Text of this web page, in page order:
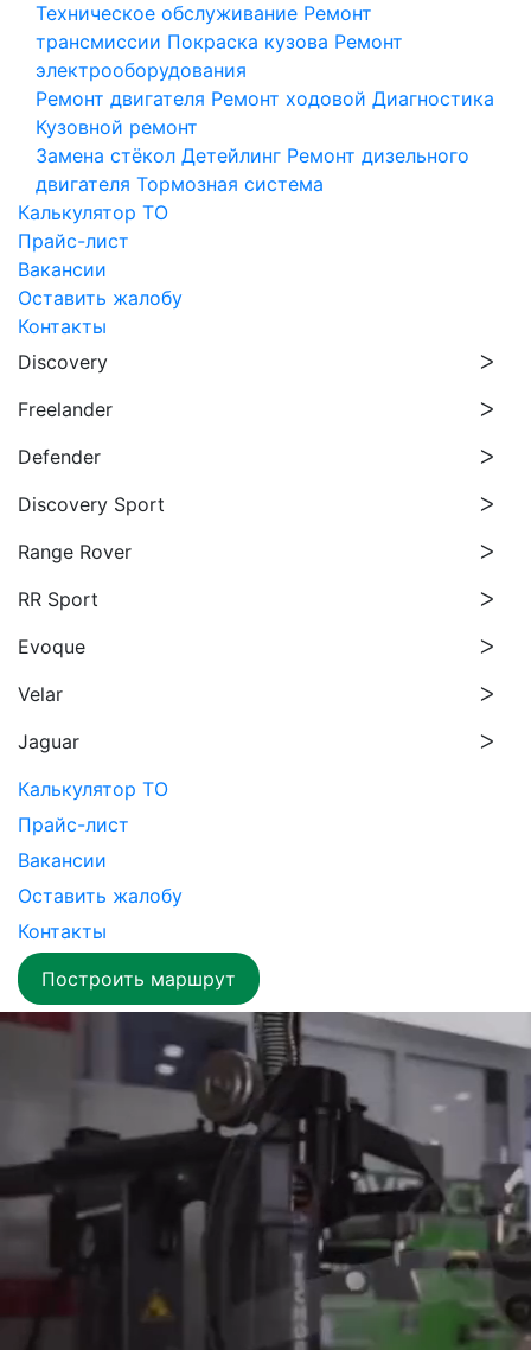
Техническое обслуживание Ремонт
трансмиссии Покраска кузова Ремонт
электрооборудования
Ремонт двигателя Ремонт ходовой Диагностика
Кузовной ремонт
Замена стёкол Детейлинг Ремонт дизельного
двигателя Тормозная система
Калькулятор ТО
Прайс-лист
Вакансии
Оставить жалобу
Контакты
Discovery
Freelander
Defender
Discovery Sport
Range Rover
RR Sport
Evoque
Velar
Jaguar
Калькулятор ТО
Прайс-лист
Вакансии
Оставить жалобу
Контакты
Построить маршрут